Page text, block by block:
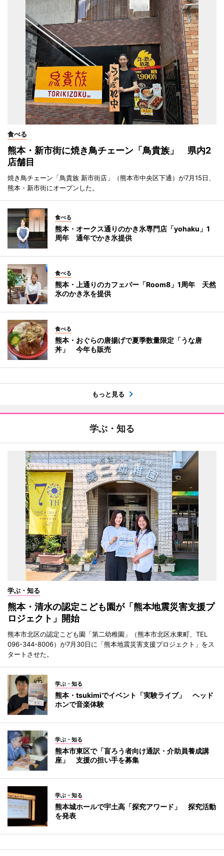
食べる
熊本・新市街に焼き鳥チェーン「鳥貴族」 県内2
店舗目
焼き鳥チェーン「鳥貴族 新市街店」（熊本市中央区下通）が7月15日、
熊本・新市街にオープンした。
食べる
熊本・オークス通りのかき氷専門店「yohaku」1
周年 通年でかき氷提供
食べる
熊本・上通りのカフェバー「Room8」1周年 天然
氷のかき氷を提供
食べる
熊本・おぐらの唐揚げで夏季数量限定「うな唐
丼」 今年も販売
もっと見る
学ぶ・知る
学ぶ・知る
熊本・清水の認定こども園が「熊本地震災害支援プ
ロジェクト」開始
熊本市北区の認定こども園「第二幼稚園」（熊本市北区水東町、TEL
096-344-8006）が7月30日に「熊本地震災害支援プロジェクト」をス
タートさせた。
学ぶ・知る
熊本・tsukimiでイベント「実験ライブ」 ヘッド
ホンで音楽体験
学ぶ・知る
熊本市東区で「盲ろう者向け通訳・介助員養成講
座」 支援の担い手を募集
学ぶ・知る
熊本城ホールで宇土高「探究アワード」 探究活動
を発表